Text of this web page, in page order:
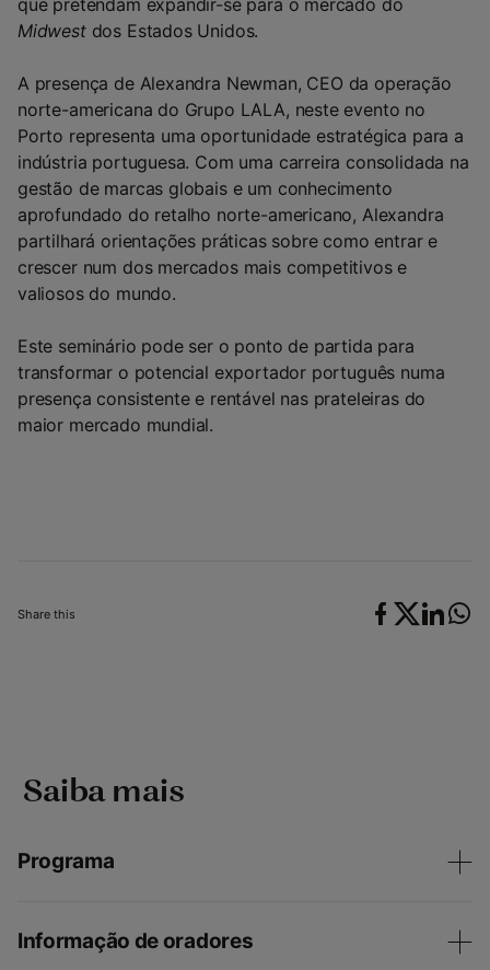
Share this
que pretendam expandir-se para o mercado do
Midwestdos Estados Unidos.
A presença de Alexandra Newman, CEO da operação
norte-americana do Grupo LALA, neste evento no
Porto representa uma oportunidade estratégica para a
indústria portuguesa. Com uma carreira consolidada na
gestão de marcas globais e um conhecimento
aprofundado do retalho norte-americano, Alexandra
partilhará orientações práticas sobre como entrar e
crescer num dos mercados mais competitivos e
valiosos do mundo.
Este seminário pode ser o ponto de partida para
transformar o potencial exportador português numa
presença consistente e rentável nas prateleiras do
maior mercado mundial.
‎ Saiba mais
Programa
Informação de oradores